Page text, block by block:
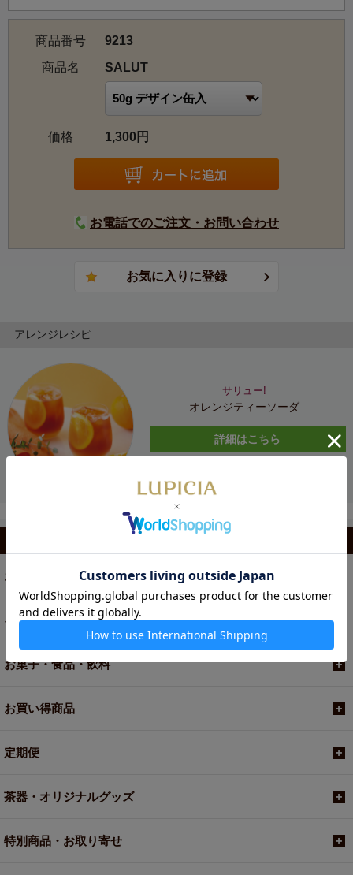
商品番号
9213
商品名
SALUT
価格 1,300円
お電話でのご注文・お問い合わせ
アレンジレシピ
サリュー!
オレンジティーソーダ
詳細はこちら
お茶
ギフト
お菓子・食品・飲料
お買い得商品
定期便
茶器・オリジナルグッズ
特別商品・お取り寄せ